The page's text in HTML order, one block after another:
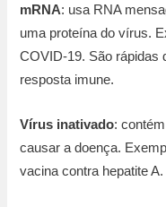
mRNA: usa RNA
uma proteína do vírus.
COVID-19. São rápidas
resposta imune.
Vírus inativado:
causar a doença.
vacina contra hepatite A.